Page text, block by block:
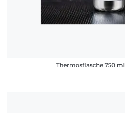
Thermosflasche 750 ml